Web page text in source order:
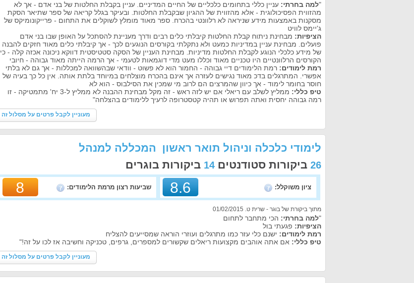
"למה בחרתי: עניין כללי בתחומים כלכליים של החיים המדיניים. עניין בקבלת החלטות של בני אדם - אך לא
מהזווית הפסיכולוגית - אלא מהזווית של ההגיון שבקבלת החלטות. ובעיקר בגלל קריאה של ספר שתיאר הסקת
מסקנות באמצעות מידע שניראה לא רלוונטי בהכרח. ספר מאוד מומלץ לשוקלים את התחום - פרייקונומיקס של
ג'יימס לוויט
הציפיות: מבחינת ניתוח קבלת החלטות קיבלתי כלים רבים ודרך מעניינת להסתכל על האופן שבו בני אדם
פועלים. מבחינת עניין במדיניות כמעט ולא נתקלתי בקורסים הנוגעים לכך - אך קיבלתי כלים מאוד חזקים להבנה
של מידע כלכלי הנוגע לקבלת החלטות מדיניות. מבחינת העניין של הסקה סטטיסטית דווקא ניכונה אכזה קלה - כי
הקורסים הרלוונטיים היו טכניים מאוד וכללו מעט מדי דוגמאות לטעמי - אך הרמה הייתה מאוד גבוהה - חיובי
רמת לימודים: רמת הלימודים דיי גבוהה - החמור הוא לא פשוט - וודאי שבהשוואה למכללות - אך גם לא בלתי
אפשרי. המתרגלים בדכ מאוד נגישים לעזרה אך אינם בהכרח מוצלחים במיוחד בלתת אותה. אין כל כך בעיה של
חוסר בחומר לימוד - אך כיוון שהמרצים הם לרוב מי שמכין את הסילבוס - הוא לא
טיפ כללי:
ממליץ לשלב עם ריאלי אם יש לזה ראש - זה מקל מבחינת ההבנה לא ממליץ ל-3 יח' מתמטיקה - זו
רמה גבוהה יחסית ואתה תפרוש או תהיה קטסטרופה לרעיך ללימודים בהצלחה"
מעוניין לקבל פרטים על מסלול זה
לימודי כלכלה וניהול תואר ראשון המכללה למנהל
26 ביקורות סטודנטים14 ביקורות בוגרים
ציון משוקלל: 8.6 שביעות רצון מרמת הלימודים: 8
מתוך ביקורת של בוגר - שרית ט. 01/02/2015
"למה בחרתי: הכי מתחבר לתחום
הציפיות: פגעתי בול
רמת לימודים: ישנם כלי עזר כמו מתרגלים ועוזרי הוראה שמסייעים להצליח
טיפ כללי: אם אתה אוהבים מקצועות ריאלים שקשורים למספרים, גרפים, טכניקה וחשיבה אז לכו על זה!"
מעוניין לקבל פרטים על מסלול זה